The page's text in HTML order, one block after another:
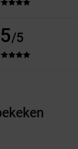
5/5